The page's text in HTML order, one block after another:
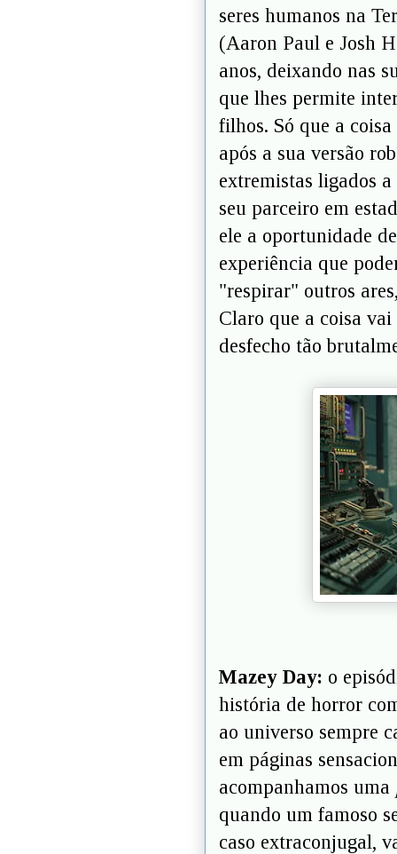
seres humanos na
(Aaron Paul e Josh
anos, deixando nas
que lhes permite
filhos. Só que a
após a sua versão
extremistas ligados
seu parceiro em
ele a oportunidade
experiência que
"respirar" outros
Claro que a coisa
desfecho tão
Mazey Day: o
história de horror
ao universo sempre
em páginas
acompanhamos uma
quando um famoso
caso extraconjugal,